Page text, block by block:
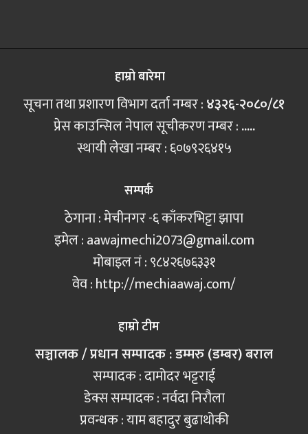
हाम्रो बारेमा
सूचना तथा प्रशारण विभाग दर्ता नम्बर :४३२६-२०८०/८१
प्रेस काउन्सिल नेपाल सूचीकरण नम्बर :.....
स्थायी लेखा नम्बर : ६०७९२६४१५
सम्पर्क
ठेगाना : मेचीनगर -६ काँकरभिट्टा झापा
इमेल :aawajmechi2073@gmail.com
मोबाइल नं‍ : ९८४२६७६३३१
वेव : http://mechiaawaj.com/
हाम्रो टीम
सञ्चालक / प्रधान सम्पादक : डम्मरु (डम्बर) बराल
सम्पादक : दामोदर भट्टराई
डेक्स सम्पादक : नर्वदा निरौला
प्रवन्धक : याम बहादुर बुढाथोकी